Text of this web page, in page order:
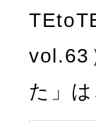
vol.63
た」